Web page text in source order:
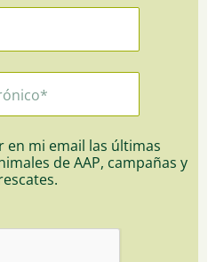
en mi email las últimas
de AAP, campañas y